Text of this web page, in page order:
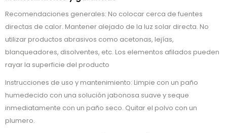
Recomendaciones generales: No colocar cerca de fuentes
directas de calor. Mantener alejado de la luz solar directa. No
utilizar productos abrasivos como acetonas, lejías,
blanqueadores, disolventes, etc. Los elementos afilados pueden
rayar la superficie del producto
Instrucciones de uso y mantenimiento: Limpie con un paño
humedecido con una solución jabonosa suave y seque
inmediatamente con un paño seco. Quitar el polvo con un
plumero.